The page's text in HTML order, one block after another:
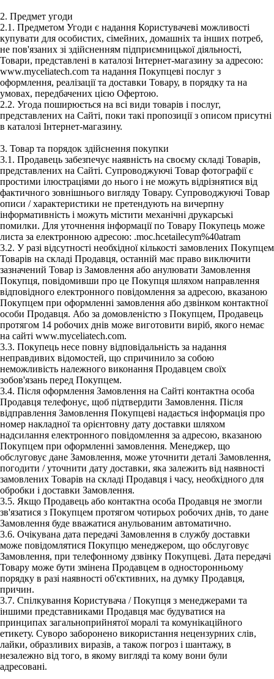
2. Предмет угоди
2.1. Предметом Угоди є надання Користувачеві можливості
купувати для особистих, сімейних, домашніх та інших потреб,
не пов'язаних зі здійсненням підприємницької діяльності,
Товари, представлені в каталозі Інтернет-магазину за адресою:
www.myceliatech.com та надання Покупцеві послуг з
оформлення, реалізації та доставки Товару, в порядку та на
умовах, передбачених цією Офертою.
2.2. Угода поширюється на всі види товарів і послуг,
представлених на Сайті, поки такі пропозиції з описом присутні
в каталозі Інтернет-магазину.
3. Товар та порядок здійснення покупки
3.1. Продавець забезпечує наявність на своєму складі Товарів,
представлених на Сайті. Супроводжуючі Товар фотографії є
простими ілюстраціями до нього і не можуть відрізнятися від
фактичного зовнішнього вигляду Товару. Супроводжуючі Товар
описи / характеристики не претендують на вичерпну
інформативність і можуть містити механічні друкарські
помилки. Для уточнення інформації по Товару Покупець може
листа за електронною адресою: .moc.hcetailecym%40atram
3.2. У разі відсутності необхідної кількості замовлених Покупцем
Товарів на складі Продавця, останній має право виключити
зазначений Товар із Замовлення або анулювати Замовлення
Покупця, повідомивши про це Покупця шляхом направлення
відповідного електронного повідомлення за адресою, вказаною
Покупцем при оформленні замовлення або дзвінком контактної
особи Продавця. Або за домовленістю з Покупцем, Продавець
протягом 14 робочих днів може виготовити виріб, якого немає
на сайті www.myceliatech.com.
3.3. Покупець несе повну відповідальність за надання
неправдивих відомостей, що спричинило за собою
неможливість належного виконання Продавцем своїх
зобов'язань перед Покупцем.
3.4. Після оформлення Замовлення на Сайті контактна особа
Продавця телефонує, щоб підтвердити Замовлення. Після
відправлення Замовлення Покупцеві надається інформація про
номер накладної та орієнтовну дату доставки шляхом
надсилання електронного повідомлення за адресою, вказаною
Покупцем при оформленні замовлення. Менеджер, що
обслуговує дане Замовлення, може уточнити деталі Замовлення,
погодити / уточнити дату доставки, яка залежить від наявності
замовлених Товарів на складі Продавця і часу, необхідного для
обробки і доставки Замовлення.
3.5. Якщо Продавець або контактна особа Продавця не змогли
зв'язатися з Покупцем протягом чотирьох робочих днів, то дане
Замовлення буде вважатися анульованим автоматично.
3.6. Очікувана дата передачі Замовлення в службу доставки
може повідомлятися Покупцю менеджером, що обслуговує
Замовлення, при телефонному дзвінку Покупцеві. Дата передачі
Товару може бути змінена Продавцем в односторонньому
порядку в разі наявності об'єктивних, на думку Продавця,
причин.
3.7. Спілкування Користувача / Покупця з менеджерами та
іншими представниками Продавця має будуватися на
принципах загальноприйнятої моралі та комунікаційного
етикету. Суворо заборонено використання нецензурних слів,
лайки, образливих виразів, а також погроз і шантажу, в
незалежно від того, в якому вигляді та кому вони були
адресовані.